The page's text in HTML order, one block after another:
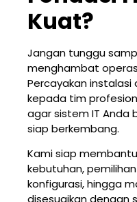
Kuat?
Jangan tunggu
menghambat
Percayakan instalasi
kepada tim
agar sistem IT Anda
siap berkembang.
Kami siap
kebutuhan,
konfigurasi, hingga
disesuaikan dengan